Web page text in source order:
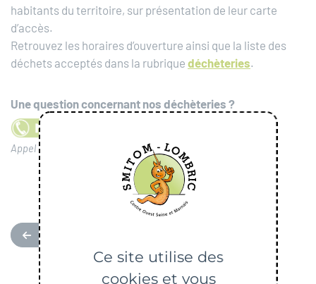
habitants du territoire, sur présentation de leur carte
d’accès.
Retrouvez les horaires d’ouverture ainsi que la liste des
déchets acceptés dans la rubrique déchèteries.
Une question concernant nos déchèteries ?
Appel gratuit du lundi au vendredi de 9h à 12h et de 13h à 17h
Ce site utilise des
cookies et vous